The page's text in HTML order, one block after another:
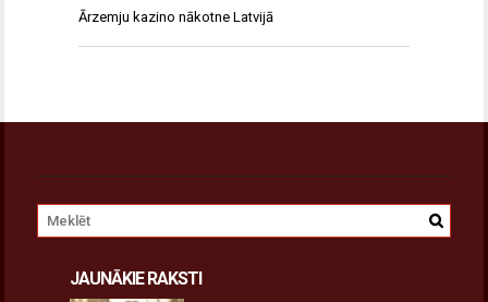
Ārzemju kazino nākotne Latvijā
JAUNĀKIE RAKSTI